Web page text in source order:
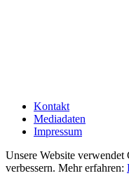
Kontakt
Mediadaten
Impressum
Unsere Website verwendet
verbessern. Mehr erfahren: